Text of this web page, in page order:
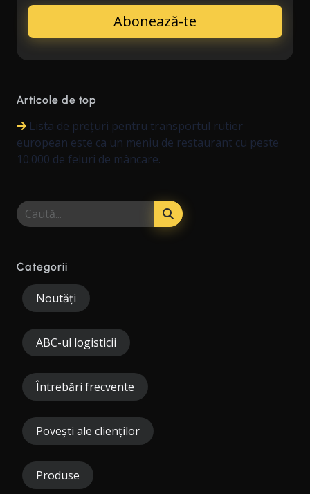
Articole de top
Lista de prețuri pentru transportul rutier
european este ca un meniu de restaurant cu peste
10.000 de feluri de mâncare.
Categorii
Noutăți
ABC-ul logisticii
Întrebări frecvente
Povești ale clienților
Produse